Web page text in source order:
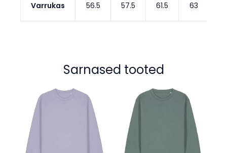
Varrukas 56.5 57.5 61.5 63
Sarnased tooted